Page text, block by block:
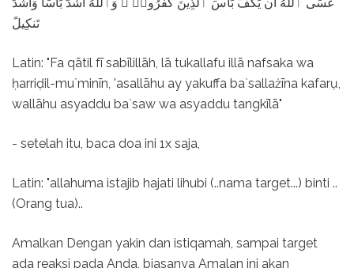
تَنكِيلً
Latin: "Fa qātil fī sabīlillāh, lā tukallafu illā nafsaka wa
ḥarriḍil-mu`minīn, 'asallāhu ay yakuffa ba`sallażīna kafarụ,
wallāhu asyaddu ba`saw wa asyaddu tangkīlā"
- setelah itu, baca doa ini 1x saja,
Latin: "allahuma istajib hajati lihubi (..nama target...) binti ..
(Orang tua)..
Amalkan Dengan yakin dan istiqamah, sampai target
ada reaksi pada Anda, biasanya Amalan ini akan